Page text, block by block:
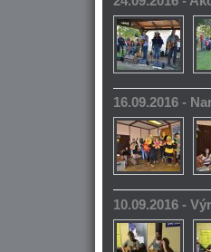
16.09.2016 -
10.09.2016 -